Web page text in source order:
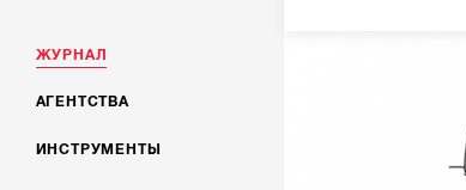
ЖУРНАЛ
АГЕНТСТВА
ИНСТРУМЕНТЫ
МОБИЛЬНАЯ